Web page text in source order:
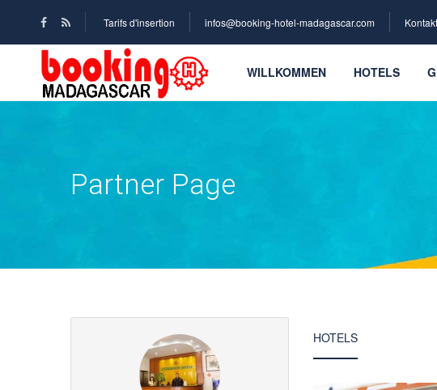
Tarifs d'insertion infos@booking-hotel-madagascar.com Kontakt
WILLKOMMEN HOTELS
Partner Page
HOTELS